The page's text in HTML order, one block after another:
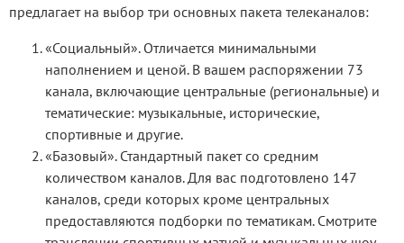
предлагает на выбор три основных пакета телеканалов:
«Социальный». Отличается минимальными
наполнением и ценой. В вашем распоряжении 73
канала, включающие центральные (региональные) и
тематические: музыкальные, исторические,
спортивные и другие.
«Базовый». Стандартный пакет со средним
количеством каналов. Для вас подготовлено 147
каналов, среди которых кроме центральных
предоставляются подборки по тематикам. Смотрите